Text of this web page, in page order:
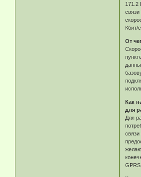
171.2
Кбит/с.
От
Как
для
Для
связи